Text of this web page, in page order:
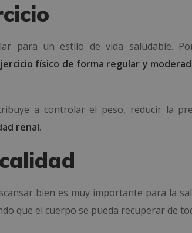
para un estilo de vida saludable.
físico de forma regular y
a controlar el peso, reducir la
renal.
bien es muy importante para la
que el cuerpo se pueda recuperar de